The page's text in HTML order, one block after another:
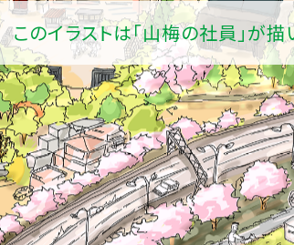
このイラストは「山梅の社員」が